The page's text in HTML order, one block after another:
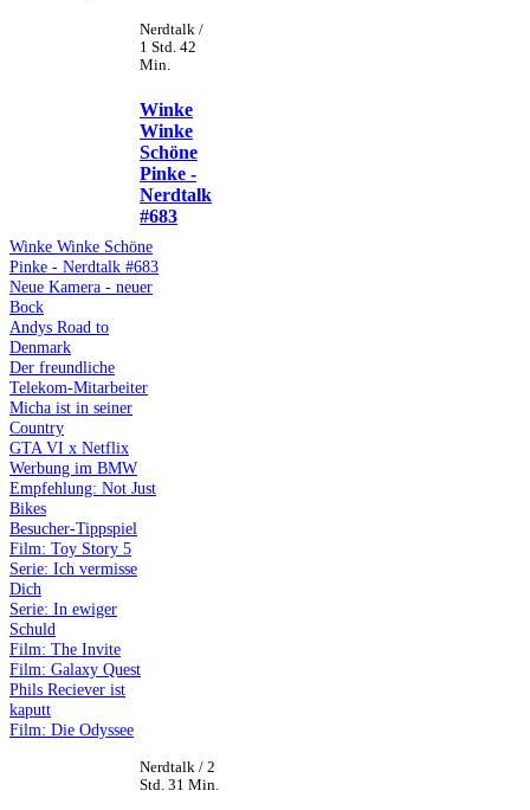
Nerdtalk /
1 Std. 42
Min.
Winke
Winke
Schöne
Pinke -
Nerdtalk
#683
Winke Winke Schöne
Pinke - Nerdtalk #683
Neue Kamera - neuer
Bock
Andys Road to
Denmark
Der freundliche
Telekom-Mitarbeiter
Micha ist in seiner
Country
GTA VI x Netflix
Werbung im BMW
Empfehlung: Not Just
Bikes
Besucher-Tippspiel
Film: Toy Story 5
Serie: Ich vermisse
Dich
Serie: In ewiger
Schuld
Film: The Invite
Film: Galaxy Quest
Phils Reciever ist
kaputt
Film: Die Odyssee
Nerdtalk / 2
Std. 31 Min.